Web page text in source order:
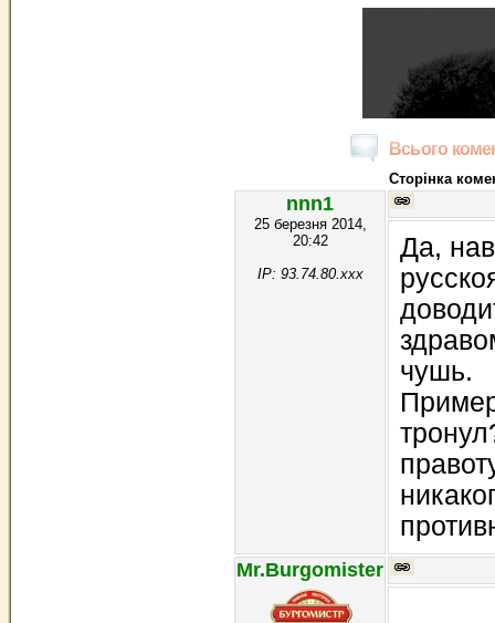
Всього
Сторінка
nnn1
25 березня 2014,
20:42
IP: 93.74.80.xxx
Да,
чушь.
Mr.Burgomister